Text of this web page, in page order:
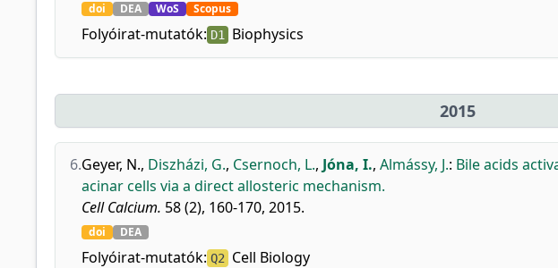
doi DEA WoS Scopus
Folyóirat-mutatók: D1 Biophysics
2015
6.Geyer, N., Diszházi, G., Csernoch, L., Jóna, I., Almássy, J.: Bile acids
acinar cells via a direct allosteric mechanism.
Cell Calcium. 58 (2), 160-170, 2015.
doi DEA
Folyóirat-mutatók: Q2 Cell Biology